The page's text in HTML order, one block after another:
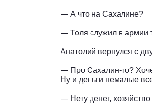
— А что на Сахалине?
— Толя служил в
Анатолий вернулся с
— Про Сахалин-то?
Ну и деньги немалые
— Нету денег,